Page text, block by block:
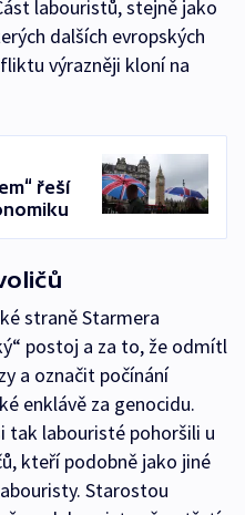
labouristů, stejně jako
dalších evropských
výrazněji kloní na
řeší
straně Starmera
postoj a za to, že odmítl
a označit počínání
enklávě za genocidu.
tak labouristé pohoršili u
kteří podobně jako jiné
Starostou